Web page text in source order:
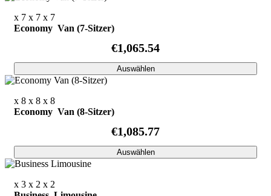
x 7 x 7 x 7
Economy Van (7-Sitzer)
€1,065.54
Auswählen
x 8 x 8 x 8
Economy Van (8-Sitzer)
€1,085.77
Auswählen
x 3 x 2 x 2